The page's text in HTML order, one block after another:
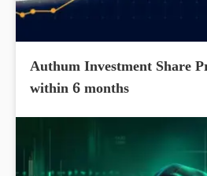
Authum Investment Share
within 6 months